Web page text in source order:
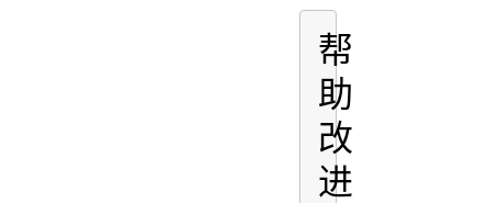
帮
助
改
进